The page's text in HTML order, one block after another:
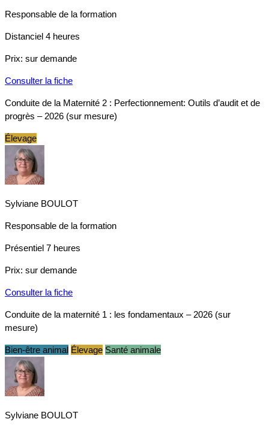
Responsable de la formation
Distanciel 4 heures
Prix: sur demande
Consulter la fiche
Conduite de la Maternité 2 : Perfectionnement: Outils d’audit et de
progrès – 2026 (sur mesure)
Élevage
Sylviane BOULOT
Responsable de la formation
Présentiel 7 heures
Prix: sur demande
Consulter la fiche
Conduite de la maternité 1 : les fondamentaux – 2026 (sur
mesure)
Bien-être animal Élevage Santé animale
Sylviane BOULOT